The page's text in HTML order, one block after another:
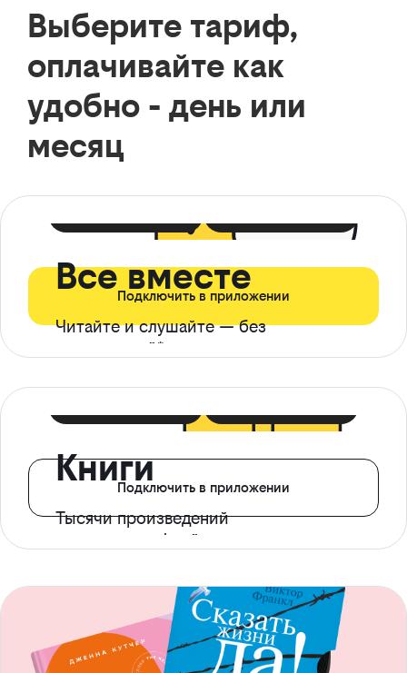
Выберите тариф,
оплачивайте как
удобно - день или
месяц
Все вместе
Читайте и слушайте — без
ограничений*
Подключить в приложении
Книги
Тысячи произведений
с доступом офлайн
Подключить в приложении